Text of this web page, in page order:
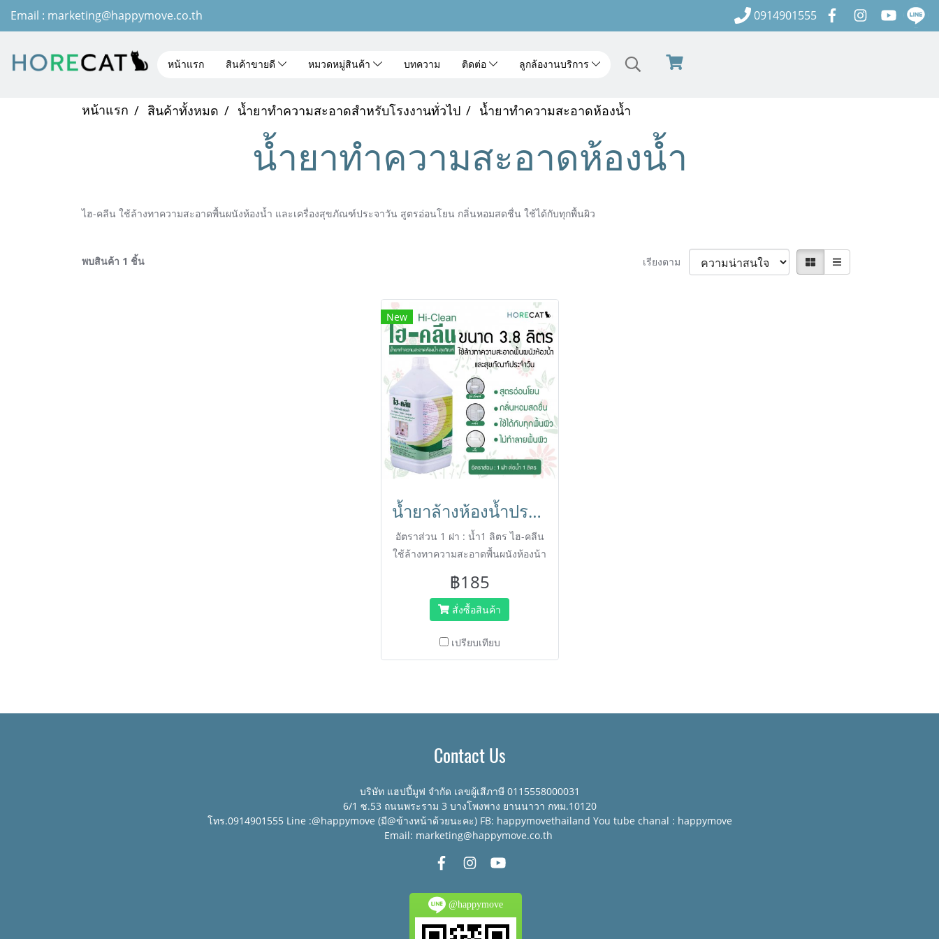
Email : marketing@happymove.co.th 0914901555
หน้าแรก สินค้าขายดี หมวดหมู่สินค้า บทความ ติดต่อ ลูกล้องานบริการ
หน้าแรก สินค้าทั้งหมด น้ำยาทำความสะอาดสำหรับโรงงานทั่วไป น้ำยาทำความสะอาดห้องน้ำ
น้ำยาทำความสะอาดห้องน้ำ
ไฮ-คลีน ใช้ล้างทาความสะอาดพื้นผนังห้องน้ำ และเครื่องสุขภัณฑ์ประจาวัน สูตรอ่อนโยน กลิ่นหอมสดชื่น ใช้ได้กับทุกพื้นผิว
พบสินค้า 1 ชิ้น เรียงตาม
New
น้ำยาล้างห้องน้ำประจำวัน HI-CLEAN ไฮ คลีน ขนาด 3.8 ลิตร สูตรอ่อนโยน กลิ่นหอมสดชื่น ใช้ได้กับทุกพื้นผิว
อัตราส่วน 1 ฝา : น้ำ1 ลิตร ไฮ-คลีน
ใช้ล้างทาความสะอาดพื้นผนังห้องน้า
อ่อนโยน กลิ่นหอมสดชื่น ใช้ได้กับทุก
พื้นผิว
฿185
สั่งซื้อสินค้า
เปรียบเทียบ
Contact Us
บริษัท แฮปปี้มูฟ จำกัด เลขผู้เสีภาษี 0115558000031
6/1 ซ.53 ถนนพระราม 3 บางโพงพาง ยานนาวา กทม.10120
โทร.0914901555 Line :@happymove (มี@ข้างหน้าด้วยนะคะ) FB: happymovethailand You tube chanal : happymove
Email: marketing@happymove.co.th
@happymove